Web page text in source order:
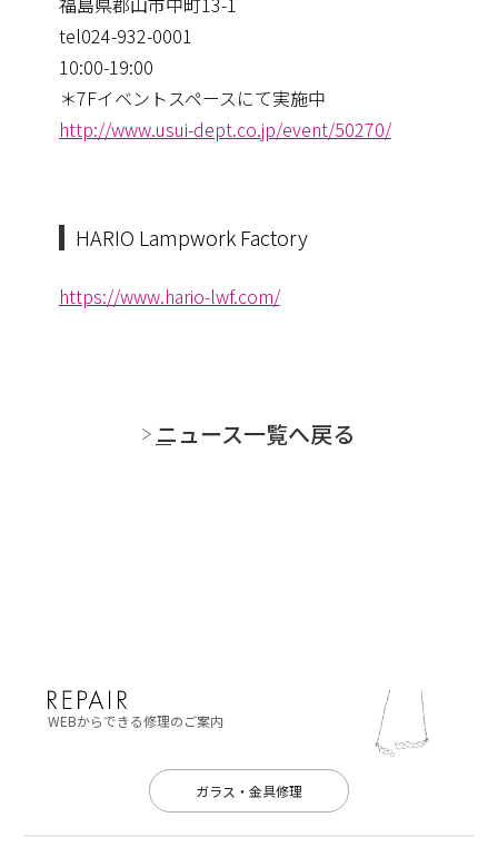
tel024-932-0001
10:00-19:00
＊7Fイベントスペースにて実施中
http://www.usui-dept.co.jp/event/50270/
HARIO Lampwork Factory
https://www.hario-lwf.com/
ニュース一覧へ戻る
WEBからできる修理のご案内
ガラス・金具修理